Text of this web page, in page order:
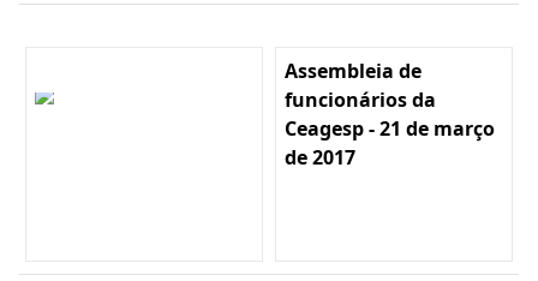
Assembleia de
funcionários da
Ceagesp - 21 de março
de 2017